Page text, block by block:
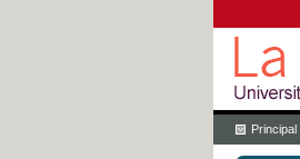
Principal